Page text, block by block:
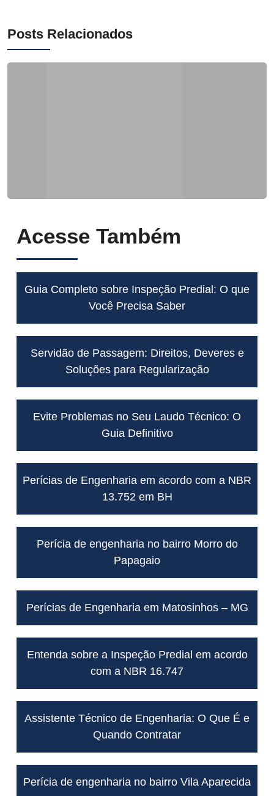
Posts Relacionados
Acesse Também
Guia Completo sobre Inspeção Predial: O que
Você Precisa Saber
Servidão de Passagem: Direitos, Deveres e
Soluções para Regularização
Evite Problemas no Seu Laudo Técnico: O
Guia Definitivo
Perícias de Engenharia em acordo com a NBR
13.752 em BH
Perícia de engenharia no bairro Morro do
Papagaio
Perícias de Engenharia em Matosinhos – MG
Entenda sobre a Inspeção Predial em acordo
com a NBR 16.747
Assistente Técnico de Engenharia: O Que É e
Quando Contratar
Perícia de engenharia no bairro Vila Aparecida